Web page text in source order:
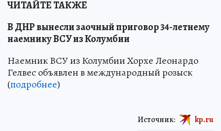
ЧИТАЙТЕ ТАКЖЕ
В ДНР вынесли заочный приговор 34-летнему
наемнику ВСУ из Колумбии
Наемник ВСУ из Колумбии Хорхе Леонардо
Гелвес объявлен в международный розыск
(подробнее)
Источник: kp.ru